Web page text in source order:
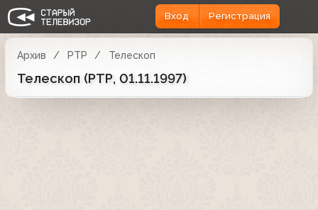
Вход Регистрация
Архив РТР Телескоп
Телескоп (РТР, 01.11.1997)